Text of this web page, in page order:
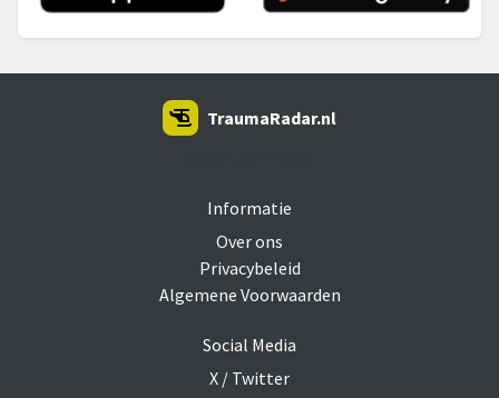
Informatie
Over ons
Privacybeleid
Algemene Voorwaarden
Social Media
X / Twitter
TraumaRadar.nl